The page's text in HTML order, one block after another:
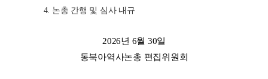
4. 논총 간행 및 심사 내규
2026년 6월 30일
동북아역사논총 편집위원회